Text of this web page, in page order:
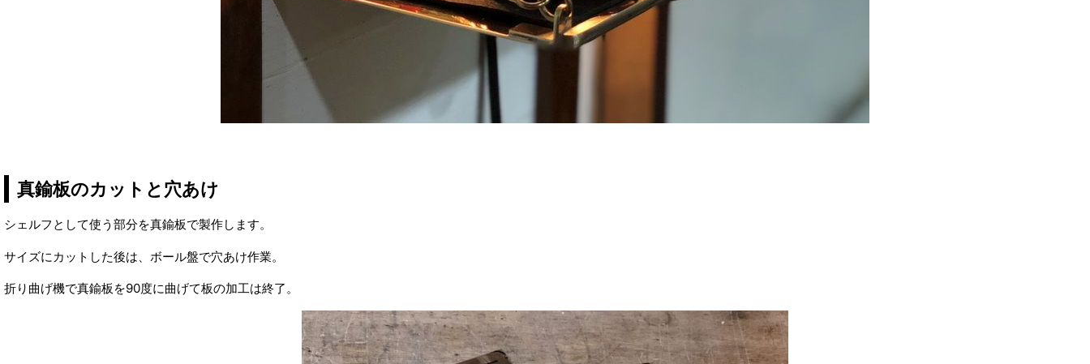
真鍮板のカットと穴あけ
シェルフとして使う部分を真鍮板で製作します。
サイズにカットした後は、ボール盤で穴あけ作業。
折り曲げ機で真鍮板を90度に曲げて板の加工は終了。